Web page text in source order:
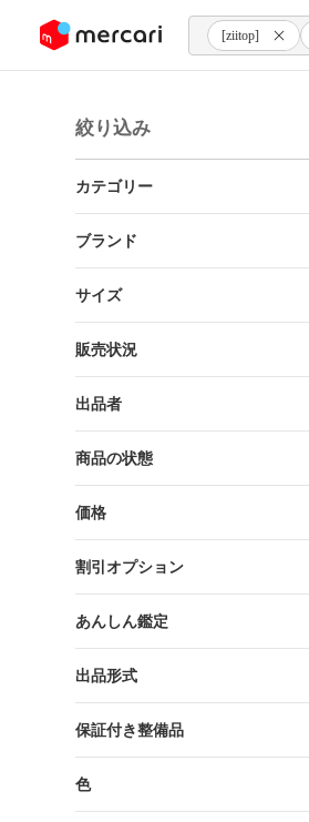
ツにスキップ [ziitop]
絞り込み
カテゴリー
ブランド
サイズ
販売状況
出品者
商品の状態
価格
割引オプション
あんしん鑑定
出品形式
保証付き整備品
色